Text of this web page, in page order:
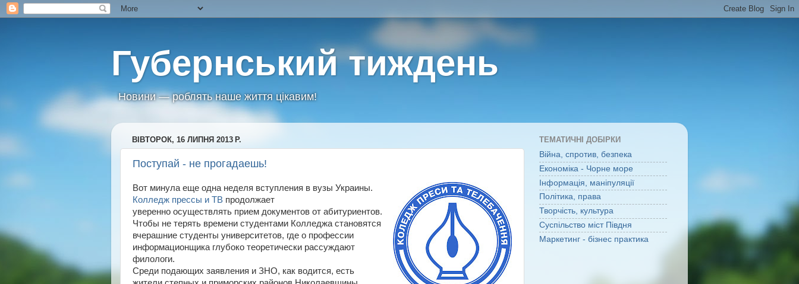
Губернський тиждень
Новини — роблять наше життя цікавим!
ВІВТОРОК, 16 ЛИПНЯ 2013 Р.
Поступай - не прогадаешь!
Вот минула еще одна неделя вступления в вузы Украины.
Колледж прессы и ТВ продолжает
уверенно осуществлять прием документов от абитуриентов.
Чтобы не терять времени студентами Колледжа становятся
вчерашние студенты университетов, где о профессии
информационщика глубоко теоретически рассуждают
филологи.
Среди подающих заявления и ЗНО, как водится, есть
ТЕМАТИЧНІ ДОБІРКИ
Війна, спротив, безпека
Економіка - Чорне море
Інформація, маніпуляції
Політика, права
Творчість, культура
Суспільство міст Півдня
Маркетинг - бізнес практика